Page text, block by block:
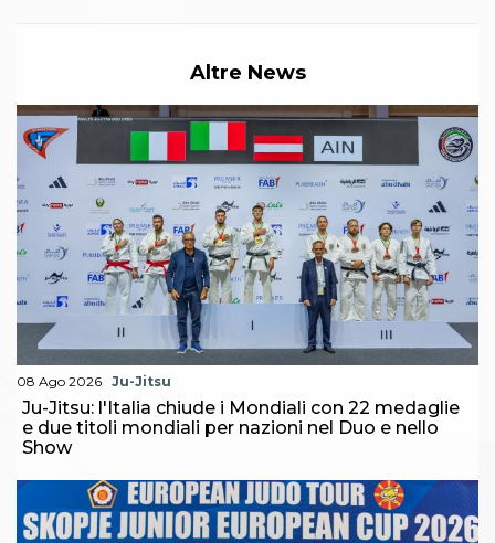
Sportello Fiscale
Modulistica
FAQ
Quesiti fiscali
Sostenibilità
Documenti
Altre News
08 Ago 2026 Ju-Jitsu
Ju-Jitsu: l'Italia chiude i Mondiali con 22 medaglie
e due titoli mondiali per nazioni nel Duo e nello
Show